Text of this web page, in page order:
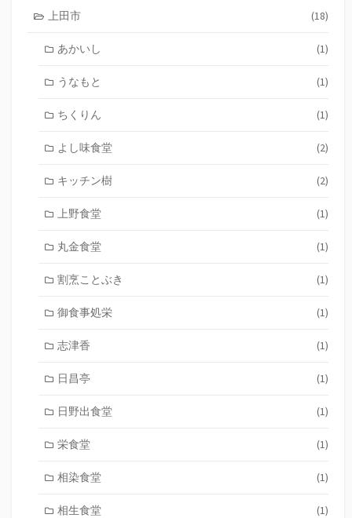
上田市 (18)
あかいし (1)
うなもと (1)
ちくりん (1)
よし味食堂 (2)
キッチン樹 (2)
上野食堂 (1)
丸金食堂 (1)
割烹ことぶき (1)
御食事処栄 (1)
志津香 (1)
日昌亭 (1)
日野出食堂 (1)
栄食堂 (1)
相染食堂 (1)
相生食堂 (1)